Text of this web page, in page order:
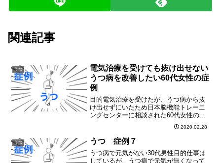
関連記事
うつ
電気治療を受けても抜け出せない
うつ病を改善したい60代女性の症
例
目的電気治療を受けたが、うつ病から抜
け出せずにいたため日本脳機能トレーニ
ングセンターに相談された60代女性の症
例です。状態電気治療を10回受けた。受
けた時は良くなるが、戻ってしまう食欲
がないご飯を作る気力がわかない体を動
かすのが大変気分が沈...
2020.02.28
うつ うつ 症例７
うつ病で元気がない30代男性目的仕事は
しているが、うつ病で元気が無くなって